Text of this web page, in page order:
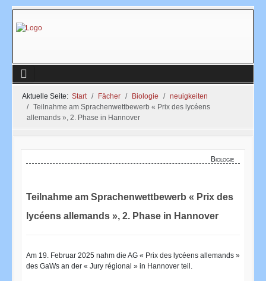
Aktuelle Seite: Start Fächer Biologie
neuigkeiten
Teilnahme am Sprachenwettbewerb « Prix des lycéens
allemands », 2. Phase in Hannover
Biologie
Teilnahme am Sprachenwettbewerb « Prix des
lycéens allemands », 2. Phase in Hannover
Am 19. Februar 2025 nahm die AG « Prix des lycéens allemands »
des GaWs an der « Jury régional » in Hannover teil.